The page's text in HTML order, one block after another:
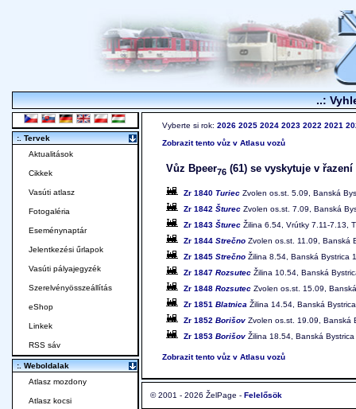
..:
Vyberte si rok: 2026 2025 2024 2023 2022 2021
Zobrazit tento vůz v Atlasu vozů
Vůz Bpeer76 (61) se vyskytuje v
Zr 1840 Turiec Zvolen os.st. 5.09, Banská
Zr 1842 Šturec Zvolen os.st. 7.09, Banská
Zr 1843 Šturec Žilina 6.54, Vrútky 7.11-7.13,
Zr 1844 Strečno Zvolen os.st. 11.09, Banská
Zr 1845 Strečno Žilina 8.54, Banská Bystrica
Zr 1847 Rozsutec Žilina 10.54, Banská
Zr 1848 Rozsutec Zvolen os.st. 15.09,
Zr 1851 Blatnica Žilina 14.54, Banská
Zr 1852 Borišov Zvolen os.st. 19.09, Banská
Zr 1853 Borišov Žilina 18.54, Banská
Zobrazit tento vůz v Atlasu vozů
© 2001 - 2026 ŽelPage - Felelősök
:. Tervek
Aktualitások
Cikkek
Vasúti atlasz
Fotogaléria
Eseménynaptár
Jelentkezési űrlapok
Vasúti pályajegyzék
Szerelvényösszeállítás
eShop
Linkek
RSS sáv
:. Weboldalak
Atlasz mozdony
Atlasz kocsi